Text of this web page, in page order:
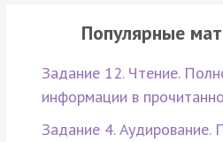
Популярные
Задание 12. Чтение.
информации в
Задание 4. Аудирование.